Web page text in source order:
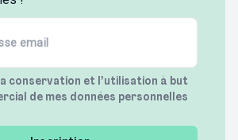
conservation et l’utilisation à but
de mes données personnelles